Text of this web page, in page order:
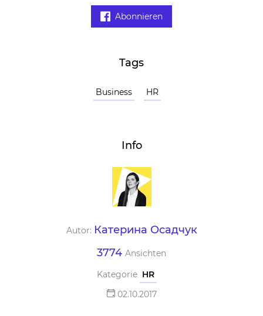
Abonnieren
Tags
Business HR
Info
Autor: Катерина Осадчук
3774 Ansichten
Kategorie HR
02.10.2017